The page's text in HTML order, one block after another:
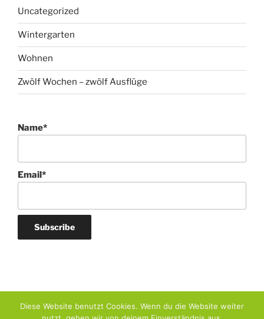
Umwelt
Uncategorized
Wintergarten
Wohnen
Diese Website benutzt Cookies. Wenn du die Website weiter